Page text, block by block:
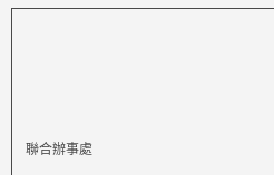
聯合辦事處